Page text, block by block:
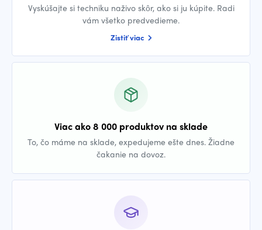
Vyskúšajte si techniku naživo skôr, ako si ju kúpite. Radi
vám všetko predvedieme.
Zistiť viac
Viac ako 8 000 produktov na sklade
To, čo máme na sklade, expedujeme ešte dnes. Žiadne
čakanie na dovoz.